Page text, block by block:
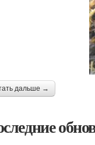
дальше →